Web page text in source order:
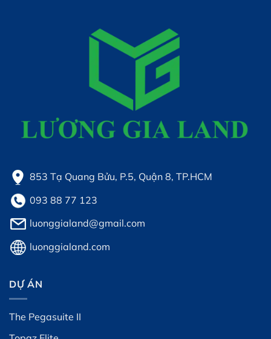
853 Tạ Quang Bửu, P.5, Quận 8, TP.HCM
093 88 77 123
luonggialand@gmail.com
luonggialand.com
DỰ ÁN
The Pegasuite II